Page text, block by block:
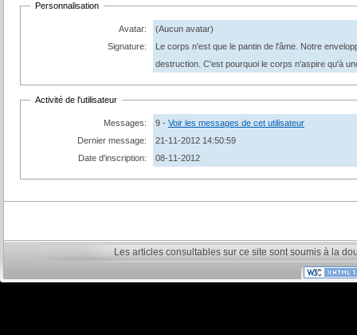
Personnalisation
Avatar:
(Aucun avatar)
Signature:
Le corps n'est que le pantin de l'âme. Notre
destruction. C'est pourquoi le corps n'aspire qu'à
Activité de l'utilisateur
Messages: 9 - Voir les messages de cet utilisateur
Dernier message:
21-11-2012 14:50:59
Date d'inscription:
08-11-2012
Les articles consultables sur ce site sont soumis à la